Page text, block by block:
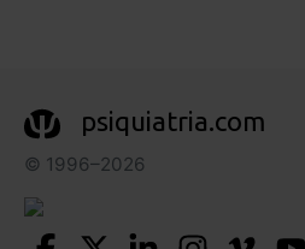
psiquiatria.com
© 1996–2026